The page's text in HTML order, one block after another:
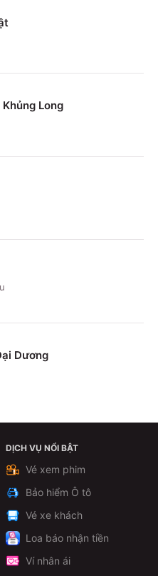
Long
Dương
DỊCH VỤ NỔI BẬT
Vé xem phim
Bảo hiểm Ô tô
Vé xe khách
Loa báo nhận tiền
Ví nhân ái